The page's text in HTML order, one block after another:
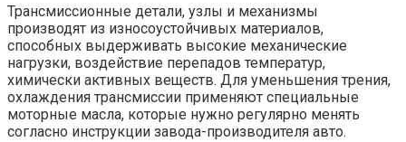
Трансмиссионные детали, узлы и механизмы
производят из износоустойчивых материалов,
способных выдерживать высокие механические
нагрузки, воздействие перепадов температур,
химически активных веществ. Для уменьшения трения,
охлаждения трансмиссии применяют специальные
моторные масла, которые нужно регулярно менять
согласно инструкции завода-производителя авто.